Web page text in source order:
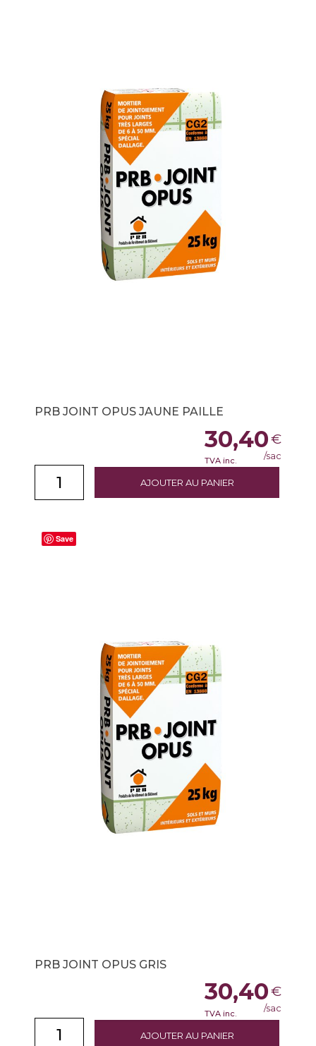
PRB JOINT OPUS JAUNE PAILLE
AJOUTER AU PANIER
30,40€
TVA inc. /sac
Save
PRB JOINT OPUS GRIS
AJOUTER AU PANIER
30,40€
TVA inc. /sac